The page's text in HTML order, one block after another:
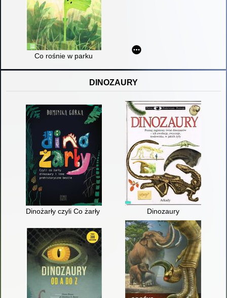
Co rośnie w parku
DINOZAURY
Dinożarły czyli Co żarły dinozaury i inne prehistoryczne bestie
Dinozaury